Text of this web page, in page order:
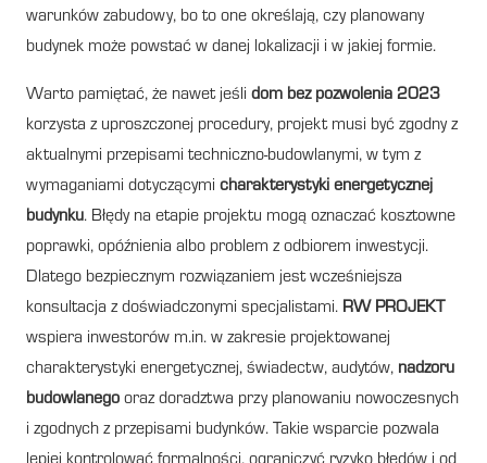
warunków zabudowy, bo to one określają, czy planowany
budynek może powstać w danej lokalizacji i w jakiej formie.
Warto pamiętać, że nawet jeśli dom bez pozwolenia 2023
korzysta z uproszczonej procedury, projekt musi być zgodny z
aktualnymi przepisami techniczno-budowlanymi, w tym z
wymaganiami dotyczącymi charakterystyki energetycznej
budynku. Błędy na etapie projektu mogą oznaczać kosztowne
poprawki, opóźnienia albo problem z odbiorem inwestycji.
Dlatego bezpiecznym rozwiązaniem jest wcześniejsza
konsultacja z doświadczonymi specjalistami. RW PROJEKT
wspiera inwestorów m.in. w zakresie projektowanej
charakterystyki energetycznej, świadectw, audytów, nadzoru
budowlanego oraz doradztwa przy planowaniu nowoczesnych
i zgodnych z przepisami budynków. Takie wsparcie pozwala